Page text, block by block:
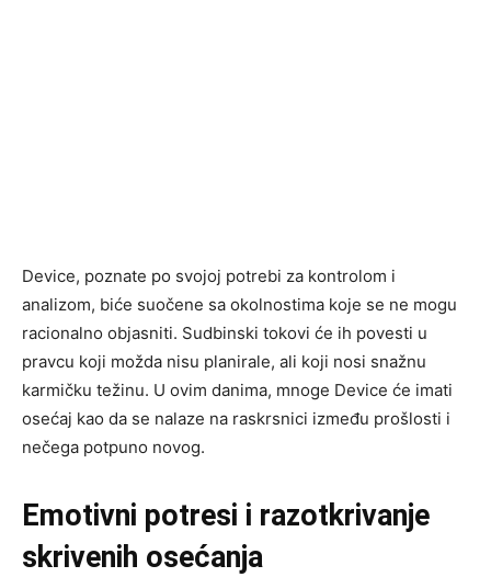
Device, poznate po svojoj potrebi za kontrolom i
analizom, biće suočene sa okolnostima koje se ne mogu
racionalno objasniti. Sudbinski tokovi će ih povesti u
pravcu koji možda nisu planirale, ali koji nosi snažnu
karmičku težinu. U ovim danima, mnoge Device će imati
osećaj kao da se nalaze na raskrsnici između prošlosti i
nečega potpuno novog.
Emotivni potresi i razotkrivanje
skrivenih osećanja